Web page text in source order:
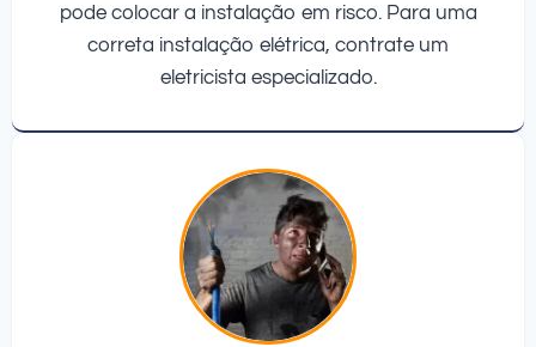
pode colocar a instalação em risco. Para uma
correta instalação elétrica, contrate um
eletricista especializado.